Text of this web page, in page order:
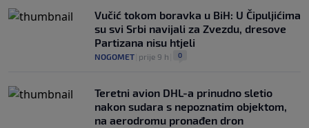
Vučić tokom boravka u BiH: U Čipuljićima
su svi Srbi navijali za Zvezdu, dresove
Partizana nisu htjeli
NOGOMET prije 9 h 0
Teretni avion DHL-a prinudno sletio
nakon sudara s nepoznatim objektom,
na aerodromu pronađen dron